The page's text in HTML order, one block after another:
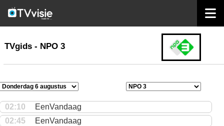
TVgids
TVgids - NPO 3
02:10
EenVandaag
02:45
EenVandaag